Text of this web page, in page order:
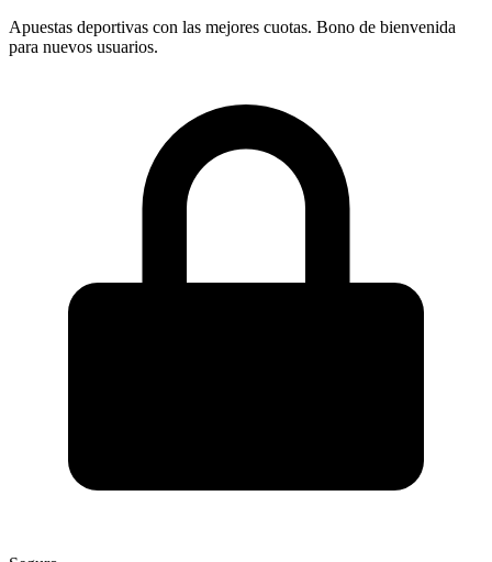
Apuestas deportivas con las mejores cuotas. Bono de bienvenida
para nuevos usuarios.